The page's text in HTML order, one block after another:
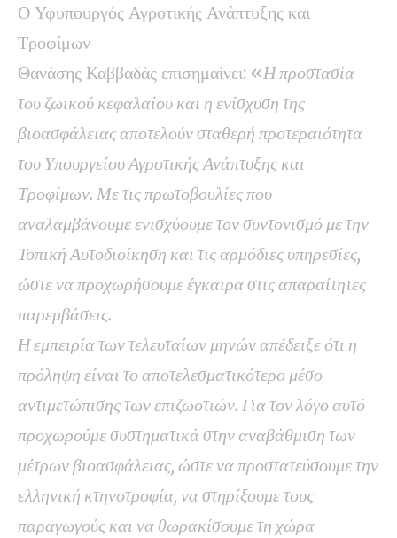
Ο Υφυπουργός Αγροτικής Ανάπτυξης και
Τροφίμων
Θανάσης Καββαδάς επισημαίνει: «Η προστασία
του ζωικού κεφαλαίου και η ενίσχυση της
βιοασφάλειας αποτελούν σταθερή προτεραιότητα
του Υπουργείου Αγροτικής Ανάπτυξης και
Τροφίμων. Με τις πρωτοβουλίες που
αναλαμβάνουμε ενισχύουμε τον συντονισμό με την
Τοπική Αυτοδιοίκηση και τις αρμόδιες υπηρεσίες,
ώστε να προχωρήσουμε έγκαιρα στις απαραίτητες
παρεμβάσεις.
Η εμπειρία των τελευταίων μηνών απέδειξε ότι η
πρόληψη είναι το αποτελεσματικότερο μέσο
αντιμετώπισης των επιζωοτιών. Για τον λόγο αυτό
προχωρούμε συστηματικά στην αναβάθμιση των
μέτρων βιοασφάλειας, ώστε να προστατεύσουμε την
ελληνική κτηνοτροφία, να στηρίξουμε τους
παραγωγούς και να θωρακίσουμε τη χώρα